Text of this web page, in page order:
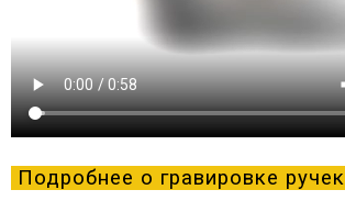
Подробнее о гравировке ручек